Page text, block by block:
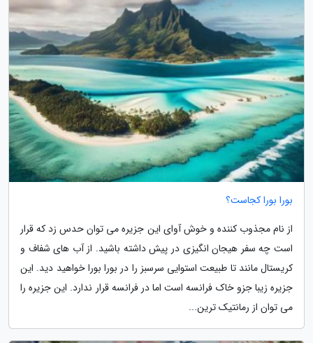
بورا بورا کجاست؟
از نام مجذوب کننده و خوش آوای این جزیره می توان حدس زد که قرار
است چه سفر هیجان انگیزی در پیش داشته باشید. از آب های شفاف و
کریستال مانند تا طبیعت استوایی سرسبز را در بورا بورا خواهید دید. این
جزیره زیبا جزو خاک فرانسه است اما در فرانسه قرار ندارد. این جزیره را
می توان از رمانتیک ترین...